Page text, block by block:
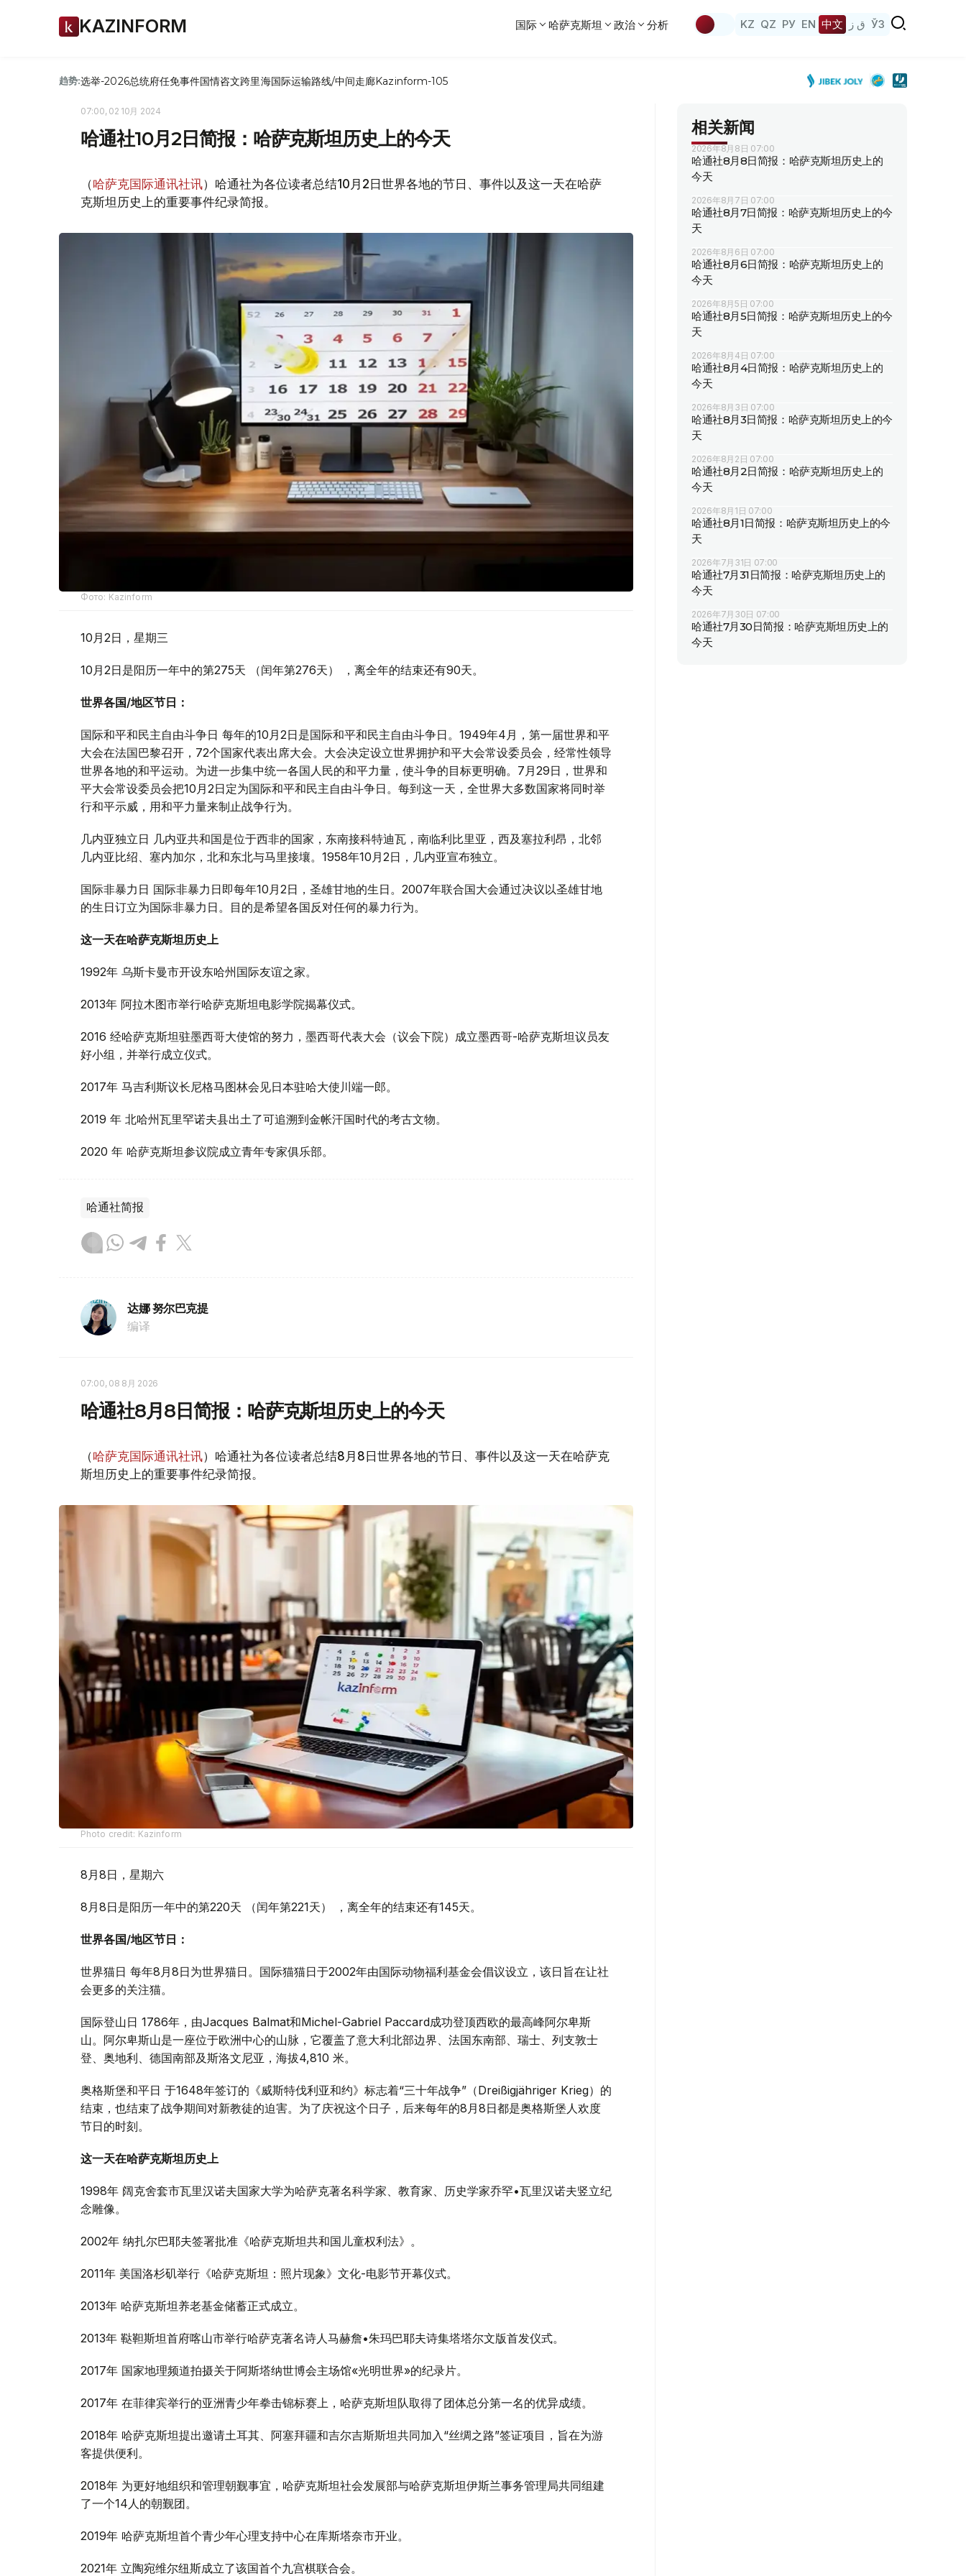
KAZINFORM 国际 哈萨克斯坦 政治 分析 KZ QZ РУ EN 中文 ق ز ЎЗ
趋势:选举-2026总统府任免事件国情咨文跨里海国际运输路线/中间走廊Kazinform-105
07:00, 02 10月 2024
哈通社10月2日简报：哈萨克斯坦历史上的今天
（哈萨克国际通讯社讯）哈通社为各位读者总结10月2日世界各地的节日、事件以及这一天在哈萨
克斯坦历史上的重要事件纪录简报。
Фото: Kazinform
10月2日，星期三
10月2日是阳历一年中的第275天 （闰年第276天） ，离全年的结束还有90天。
世界各国/地区节日：
国际和平和民主自由斗争日 每年的10月2日是国际和平和民主自由斗争日。1949年4月，第一届世界和平
大会在法国巴黎召开，72个国家代表出席大会。大会决定设立世界拥护和平大会常设委员会，经常性领导
世界各地的和平运动。为进一步集中统一各国人民的和平力量，使斗争的目标更明确。7月29日，世界和
平大会常设委员会把10月2日定为国际和平和民主自由斗争日。每到这一天，全世界大多数国家将同时举
行和平示威，用和平力量来制止战争行为。
几内亚独立日 几内亚共和国是位于西非的国家，东南接科特迪瓦，南临利比里亚，西及塞拉利昂，北邻
几内亚比绍、塞内加尔，北和东北与马里接壤。1958年10月2日，几内亚宣布独立。
国际非暴力日 国际非暴力日即每年10月2日，圣雄甘地的生日。2007年联合国大会通过决议以圣雄甘地
的生日订立为国际非暴力日。目的是希望各国反对任何的暴力行为。
这一天在哈萨克斯坦历史上
1992年 乌斯卡曼市开设东哈州国际友谊之家。
2013年 阿拉木图市举行哈萨克斯坦电影学院揭幕仪式。
2016 经哈萨克斯坦驻墨西哥大使馆的努力，墨西哥代表大会（议会下院）成立墨西哥-哈萨克斯坦议员友
好小组，并举行成立仪式。
2017年 马吉利斯议长尼格马图林会见日本驻哈大使川端一郎。
2019 年 北哈州瓦里罕诺夫县出土了可追溯到金帐汗国时代的考古文物。
2020 年 哈萨克斯坦参议院成立青年专家俱乐部。
哈通社简报
达娜 努尔巴克提
编译
07:00, 08 8月 2026
哈通社8月8日简报：哈萨克斯坦历史上的今天
（哈萨克国际通讯社讯）哈通社为各位读者总结8月8日世界各地的节日、事件以及这一天在哈萨克
斯坦历史上的重要事件纪录简报。
Photo credit: Kazinform
8月8日，星期六
8月8日是阳历一年中的第220天 （闰年第221天） ，离全年的结束还有145天。
世界各国/地区节日：
世界猫日 每年8月8日为世界猫日。国际猫猫日于2002年由国际动物福利基金会倡议设立，该日旨在让社
会更多的关注猫。
国际登山日 1786年，由Jacques Balmat和Michel-Gabriel Paccard成功登顶西欧的最高峰阿尔卑斯
山。阿尔卑斯山是一座位于欧洲中心的山脉，它覆盖了意大利北部边界、法国东南部、瑞士、列支敦士
登、奥地利、德国南部及斯洛文尼亚，海拔4,810 米。
奥格斯堡和平日 于1648年签订的《威斯特伐利亚和约》标志着“三十年战争”（Dreißigjähriger Krieg）的
结束，也结束了战争期间对新教徒的迫害。为了庆祝这个日子，后来每年的8月8日都是奥格斯堡人欢度
节日的时刻。
这一天在哈萨克斯坦历史上
1998年 阔克舍套市瓦里汉诺夫国家大学为哈萨克著名科学家、教育家、历史学家乔罕•瓦里汉诺夫竖立纪
念雕像。
2002年 纳扎尔巴耶夫签署批准《哈萨克斯坦共和国儿童权利法》。
2011年 美国洛杉矶举行《哈萨克斯坦：照片现象》文化-电影节开幕仪式。
2013年 哈萨克斯坦养老基金储蓄正式成立。
2013年 鞑靼斯坦首府喀山市举行哈萨克著名诗人马赫詹•朱玛巴耶夫诗集塔塔尔文版首发仪式。
2017年 国家地理频道拍摄关于阿斯塔纳世博会主场馆«光明世界»的纪录片。
2017年 在菲律宾举行的亚洲青少年拳击锦标赛上，哈萨克斯坦队取得了团体总分第一名的优异成绩。
2018年 哈萨克斯坦提出邀请土耳其、阿塞拜疆和吉尔吉斯斯坦共同加入“丝绸之路”签证项目，旨在为游
客提供便利。
2018年 为更好地组织和管理朝觐事宜，哈萨克斯坦社会发展部与哈萨克斯坦伊斯兰事务管理局共同组建
了一个14人的朝觐团。
2019年 哈萨克斯坦首个青少年心理支持中心在库斯塔奈市开业。
2021年 立陶宛维尔纽斯成立了该国首个九宫棋联合会。
相关新闻
2026年8月8日 07:00
哈通社8月8日简报：哈萨克斯坦历史上的
今天
2026年8月7日 07:00
哈通社8月7日简报：哈萨克斯坦历史上的今
天
2026年8月6日 07:00
哈通社8月6日简报：哈萨克斯坦历史上的
今天
2026年8月5日 07:00
哈通社8月5日简报：哈萨克斯坦历史上的今
天
2026年8月4日 07:00
哈通社8月4日简报：哈萨克斯坦历史上的
今天
2026年8月3日 07:00
哈通社8月3日简报：哈萨克斯坦历史上的今
天
2026年8月2日 07:00
哈通社8月2日简报：哈萨克斯坦历史上的
今天
2026年8月1日 07:00
哈通社8月1日简报：哈萨克斯坦历史上的今
天
2026年7月31日 07:00
哈通社7月31日简报：哈萨克斯坦历史上的
今天
2026年7月30日 07:00
哈通社7月30日简报：哈萨克斯坦历史上的
今天